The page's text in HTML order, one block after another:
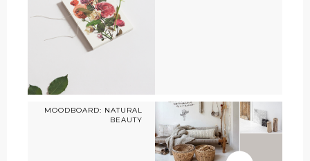
MOODBOARD: NATURAL
BEAUTY